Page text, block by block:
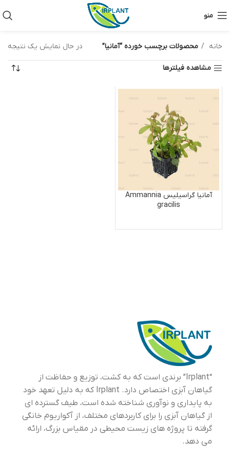
منو
خانه محصولات برچسب خورده “آمانیا” در حال نمایش یک نتیجه
مشاهده فیلترها
آمانیا گراسیلیس Ammannia
gracilis
“Irplant” برندی است که به کشت، توزیع و حفاظت از
گیاهان آبزی اختصاص دارد. Irplant که به دلیل تعهد خود
به پایداری و نوآوری شناخته شده است، طیف گسترده ای
از گیاهان آبزی را برای کاربردهای مختلف، از آکواریوم خانگی
گرفته تا پروژه های زیست محیطی در مقیاس بزرگ، ارائه
می دهد.